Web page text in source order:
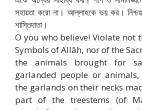
সহায়তা করো না। আল্লাহকে ভয় কর।
শাস্তিদাতা।
O you who believe! Violate not
Symbols of Allâh, nor of the
the animals brought for
garlanded people or
the garlands on their necks
part of the tree­stems (of